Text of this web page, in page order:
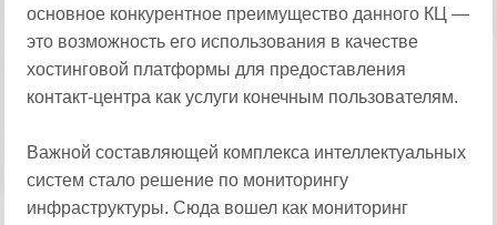
основное конкурентное преимущество данного КЦ —
это возможность его использования в качестве
хостинговой платформы для предоставления
контакт-центра как услуги конечным пользователям.
Важной составляющей комплекса интеллектуальных
систем стало решение по мониторингу
инфраструктуры. Сюда вошел как мониторинг